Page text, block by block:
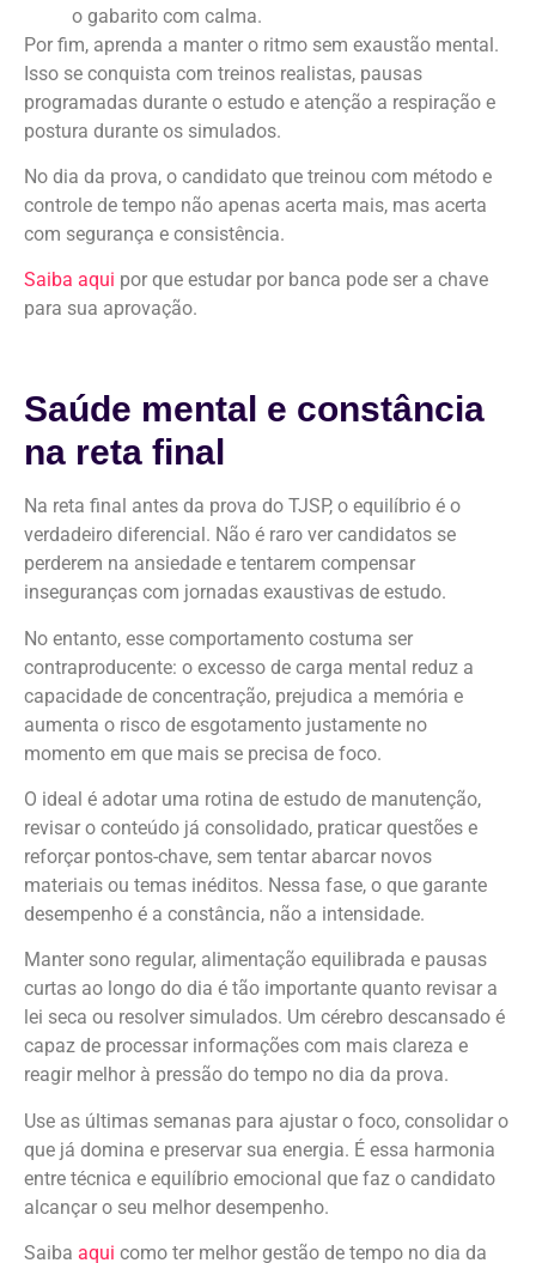
o gabarito com calma.
Por fim, aprenda a manter o ritmo sem exaustão mental.
Isso se conquista com treinos realistas, pausas
programadas durante o estudo e atenção a respiração e
postura durante os simulados.
No dia da prova, o candidato que treinou com método e
controle de tempo não apenas acerta mais, mas acerta
com segurança e consistência.
Saiba aqui por que estudar por banca pode ser a chave
para sua aprovação.
Saúde mental e constância
na reta final
Na reta final antes da prova do TJSP, o equilíbrio é o
verdadeiro diferencial. Não é raro ver candidatos se
perderem na ansiedade e tentarem compensar
inseguranças com jornadas exaustivas de estudo.
No entanto, esse comportamento costuma ser
contraproducente: o excesso de carga mental reduz a
capacidade de concentração, prejudica a memória e
aumenta o risco de esgotamento justamente no
momento em que mais se precisa de foco.
O ideal é adotar uma rotina de estudo de manutenção,
revisar o conteúdo já consolidado, praticar questões e
reforçar pontos-chave, sem tentar abarcar novos
materiais ou temas inéditos. Nessa fase, o que garante
desempenho é a constância, não a intensidade.
Manter sono regular, alimentação equilibrada e pausas
curtas ao longo do dia é tão importante quanto revisar a
lei seca ou resolver simulados. Um cérebro descansado é
capaz de processar informações com mais clareza e
reagir melhor à pressão do tempo no dia da prova.
Use as últimas semanas para ajustar o foco, consolidar o
que já domina e preservar sua energia. É essa harmonia
entre técnica e equilíbrio emocional que faz o candidato
alcançar o seu melhor desempenho.
Saiba aqui como ter melhor gestão de tempo no dia da